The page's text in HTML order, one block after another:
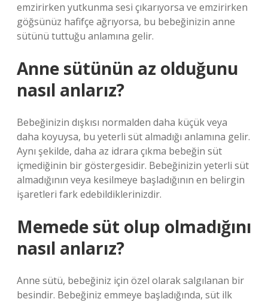
emzirirken yutkunma sesi çıkarıyorsa ve emzirirken
göğsünüz hafifçe ağrıyorsa, bu bebeğinizin anne
sütünü tuttuğu anlamına gelir.
Anne sütünün az olduğunu
nasıl anlarız?
Bebeğinizin dışkısı normalden daha küçük veya
daha koyuysa, bu yeterli süt almadığı anlamına gelir.
Aynı şekilde, daha az idrara çıkma bebeğin süt
içmediğinin bir göstergesidir. Bebeğinizin yeterli süt
almadığının veya kesilmeye başladığının en belirgin
işaretleri fark edebildiklerinizdir.
Memede süt olup olmadığını
nasıl anlarız?
Anne sütü, bebeğiniz için özel olarak salgılanan bir
besindir. Bebeğiniz emmeye başladığında, süt ilk